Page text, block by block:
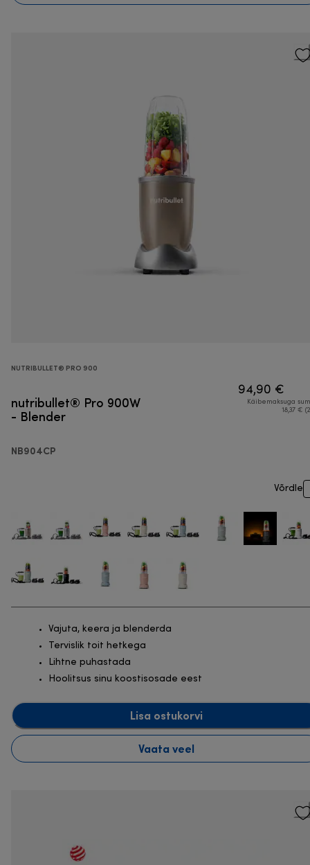
NUTRIBULLET® PRO 900
nutribullet® Pro 900W
- Blender
NB904CP
94,90 €
Käibemaksuga
18,37 €
Võrdle
Vajuta, keera ja blenderda
Tervislik toit hetkega
Lihtne puhastada
Hoolitsus sinu koostisosade eest
Lisa ostukorvi
Vaata veel